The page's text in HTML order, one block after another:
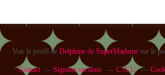
Voir le profil de Delphine de SuperMadamesur le
Contact Signaler un abus C.G.U.